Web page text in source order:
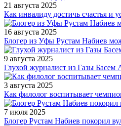
21 августа 2025
Как инвалиду достичь счастья и
16 августа 2025
Блогер из Уфы Рустам Набиев
9 августа 2025
Глухой журналист из Газы Басем
3 августа 2025
Как филолог воспитывает
7 июля 2025
Блогер Рустам Набиев покорил